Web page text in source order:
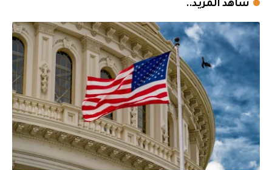
شاهد المزيد..